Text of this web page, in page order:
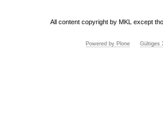
All content copyright by MKL except
Powered by Plone Gültiges